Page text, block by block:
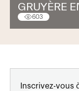
GRUYÈRE
603
Inscrivez-vous